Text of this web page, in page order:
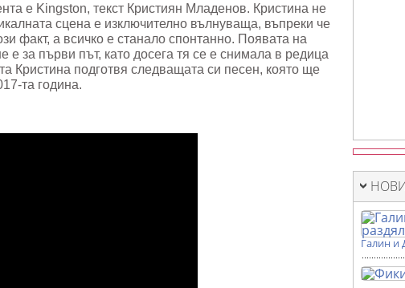
е Kingston, текст Кристиян Младенов. Кристина не
сцена е изключително вълнуваща, въпреки че
факт, а всичко е станало спонтанно. Появата на
е за първи път, като досега тя се е снимала в редица
Кристина подготвя следващата си песен, която ще
та година.
НОВИ
Галин и